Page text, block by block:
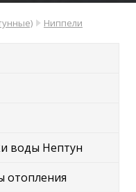
Ниппели
воды Нептун
отопления